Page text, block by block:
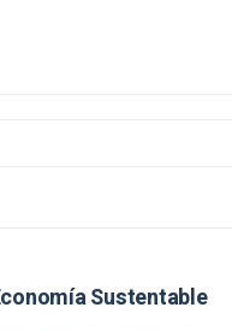
Sustentable